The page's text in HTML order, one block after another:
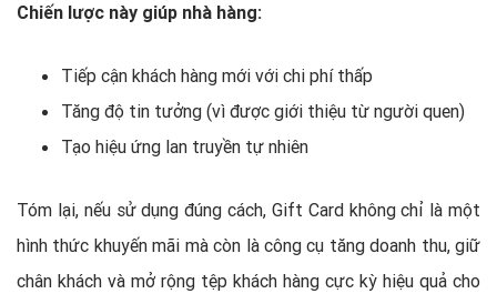
Chiến lược này giúp nhà hàng:
Tiếp cận khách hàng mới với chi phí thấp
Tăng độ tin tưởng (vì được giới thiệu từ người quen)
Tạo hiệu ứng lan truyền tự nhiên
Tóm lại, nếu sử dụng đúng cách, Gift Card không chỉ là một
hình thức khuyến mãi mà còn là công cụ tăng doanh thu, giữ
chân khách và mở rộng tệp khách hàng cực kỳ hiệu quả cho